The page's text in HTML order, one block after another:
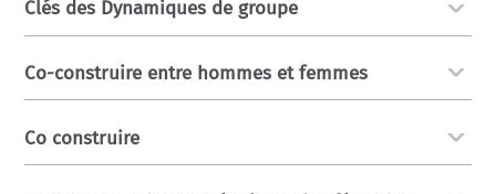
Clés des Dynamiques de groupe
Co-construire entre hommes et femmes
Co construire